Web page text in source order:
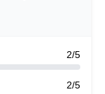
2/5
2/5